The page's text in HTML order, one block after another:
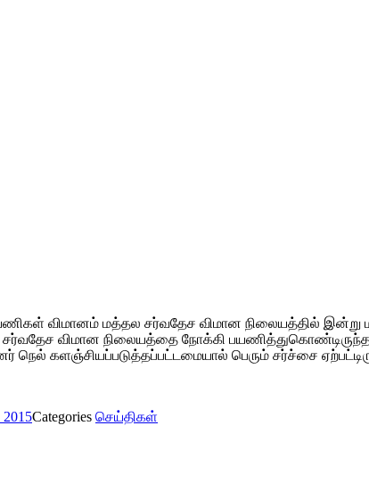
விமானம் மத்தல சர்வதேச விமான நிலையத்தில்
சர்வதேச விமான நிலையத்தை நோக்கி
களஞ்சியப்படுத்தப்பட்டமையால் பெரும் சர்ச்சை
2015Categories செய்திகள்